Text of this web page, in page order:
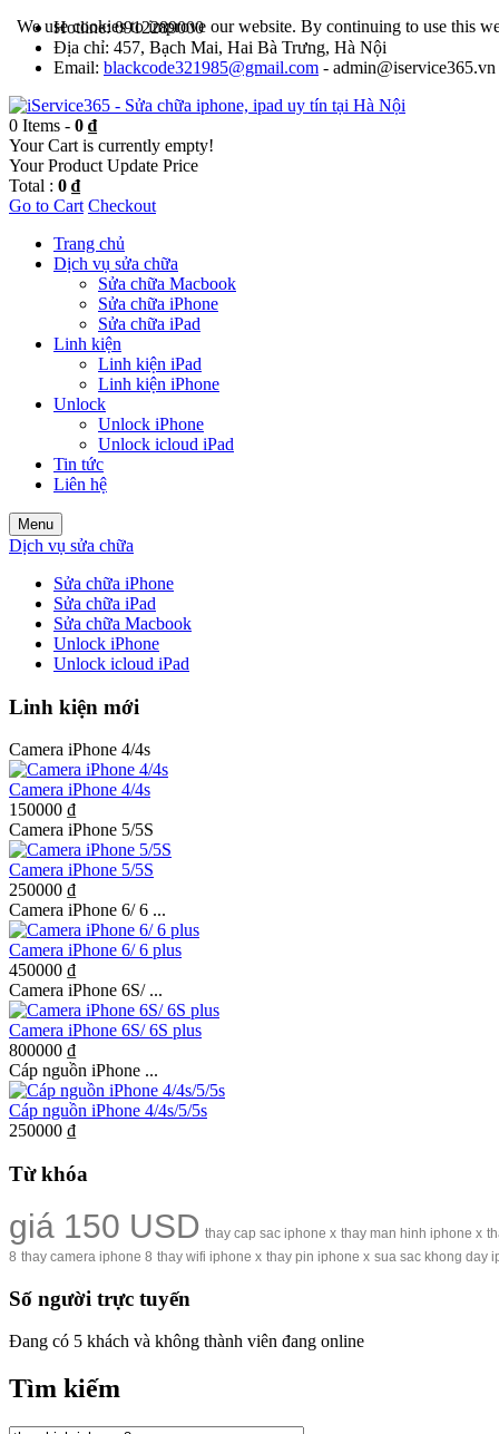
Hotline: 0912289000
Địa chỉ: 457, Bạch Mai, Hai Bà Trưng, Hà Nội
Email: blackcode321985@gmail.com - admin@iservice365.vn
0 Items - 0 ₫
Your Cart is currently empty!
Your Product Update Price
Total : 0 ₫
Go to Cart Checkout
Trang chủ
Dịch vụ sửa chữa
Sửa chữa Macbook
Sửa chữa iPhone
Sửa chữa iPad
Linh kiện
Linh kiện iPad
Linh kiện iPhone
Unlock
Unlock iPhone
Unlock icloud iPad
Tin tức
Liên hệ
Menu
Dịch vụ sửa chữa
Sửa chữa iPhone
Sửa chữa iPad
Sửa chữa Macbook
Unlock iPhone
Unlock icloud iPad
Linh kiện mới
Camera iPhone 4/4s
Camera iPhone 4/4s
150000 ₫
Camera iPhone 5/5S
Camera iPhone 5/5S
250000 ₫
Camera iPhone 6/ 6 ...
Camera iPhone 6/ 6 plus
450000 ₫
Camera iPhone 6S/ ...
Camera iPhone 6S/ 6S plus
800000 ₫
Cáp nguồn iPhone ...
Cáp nguồn iPhone 4/4s/5/5s
250000 ₫
Từ khóa
giá 150 USD thay cap sac iphone x thay man hinh iphone x
8 thay camera iphone 8 thay wifi iphone x thay pin iphone x sua sac khong day
Số người trực tuyến
Đang có 5 khách và không thành viên đang online
Tìm kiếm
We use cookies to improve our website. By continuing to use this